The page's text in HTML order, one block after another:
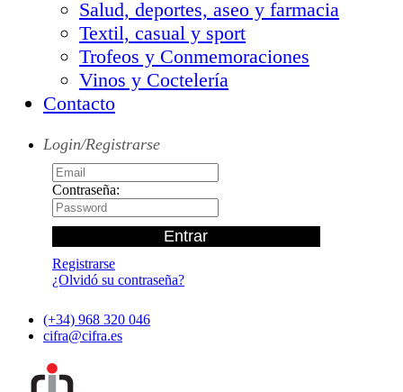
Salud, deportes, aseo y farmacia
Textil, casual y sport
Trofeos y Conmemoraciones
Vinos y Coctelería
Contacto
Login/Registrarse
Contraseña:
Registrarse
¿Olvidó su contraseña?
(+34) 968 320 046
cifra@cifra.es